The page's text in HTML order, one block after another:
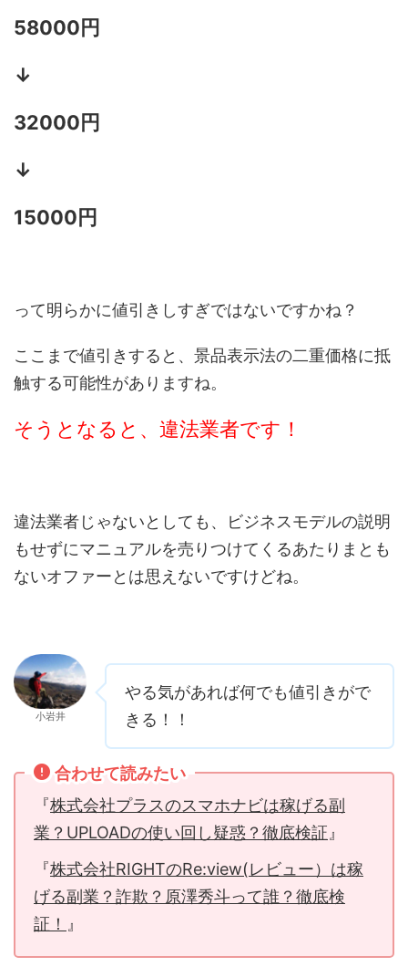
58000円
↓
32000円
↓
15000円
って明らかに値引きしすぎではないですかね？
ここまで値引きすると、景品表示法の二重価格に抵
触する可能性がありますね。
そうとなると、違法業者です！
違法業者じゃないとしても、ビジネスモデルの説明
もせずにマニュアルを売りつけてくるあたりまとも
ないオファーとは思えないですけどね。
小岩井
やる気があれば何でも値引きがで
きる！！
合わせて読みたい
『株式会社プラスのスマホナビは稼げる副
業？UPLOADの使い回し疑惑？徹底検証』
『株式会社RIGHTのRe:view(レビュー）は稼
げる副業？詐欺？原澤秀斗って誰？徹底検
証！ 』